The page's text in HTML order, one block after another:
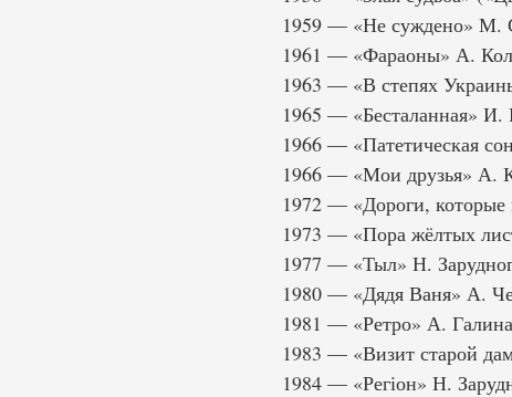
1959 — «Не суждено» М.
1961 — «Фараоны» А.
1963 — «В степях
1965 — «Бесталанная»
1966 — «Патетическая
1966 — «Мои друзья» А.
1972 — «Дороги,
1973 — «Пора жёлтых
1977 — «Тыл» Н.
1980 — «Дядя Ваня» А.
1981 — «Ретро» А.
1983 — «Визит старой
1984 — «Регіон» Н.